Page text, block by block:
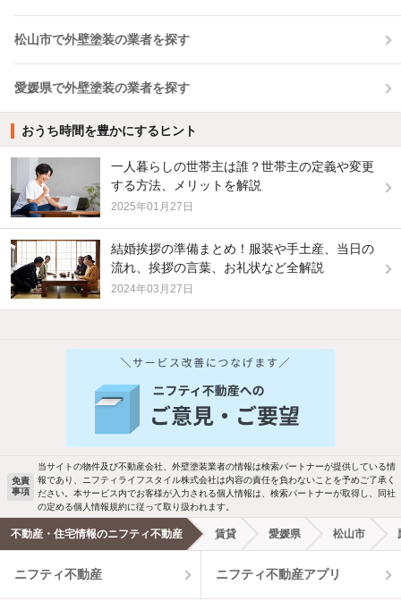
松山市で外壁塗装の業者を探す
愛媛県で外壁塗装の業者を探す
おうち時間を豊かにするヒント
一人暮らしの世帯主は誰？世帯主の定義や変更
する方法、メリットを解説
2025年01月27日
結婚挨拶の準備まとめ！服装や手土産、当日の
流れ、挨拶の言葉、お礼状など全解説
2024年03月27日
新着物件メール通知
検索中の条件の新着物件情報をいち早く
新着メール通知を受け取る
免責
事項
当サイトの物件及び不動産会社、外壁塗装業者の情報は検索パートナーが提供している情
報であり、ニフティライフスタイル株式会社は内容の責任を負わないことを予めご了承く
ださい。本サービス内でお客様が入力される個人情報は、検索パートナーが取得し、同社
の定める個人情報規約に従って取り扱われます。
不動産・住宅情報のニフティ不動産 賃貸 愛媛県 松山市
ニフティ不動産 ニフティ不動産アプリ